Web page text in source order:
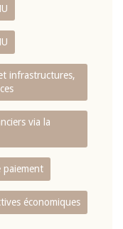
infrastructures,
via la
paiement
économiques